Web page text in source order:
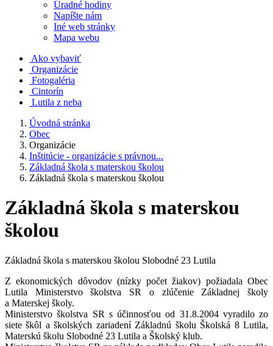
Úradné hodiny
Napíšte nám
Iné web stránky
Mapa webu
Ako vybaviť
Organizácie
Fotogaléria
Cintorín
Lutila z neba
Úvodná stránka
Obec
Organizácie
Inštitúcie - organizácie s právnou...
Základná škola s materskou školou
Základná škola s materskou školou
Základná škola s materskou
školou
Základná škola s materskou školou Slobodné 23 Lutila
Z ekonomických dôvodov (nízky počet žiakov) požiadala Obec
Lutila Ministerstvo školstva SR o zlúčenie Základnej školy
a Materskej školy.
Ministerstvo školstva SR s účinnosťou od 31.8.2004 vyradilo zo
siete škôl a školských zariadení Základnú školu Školská 8 Lutila,
Materskú školu Slobodné 23 Lutila a Školský klub.